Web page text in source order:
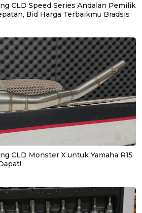
CLD Speed Series Andalan Pemilik
Bid Harga Terbaikmu Bradsis
CLD Monster X untuk Yamaha R15